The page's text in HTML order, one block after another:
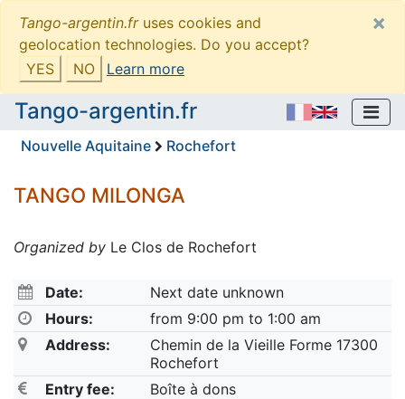
Tango-argentin.fruses cookies and
geolocation technologies. Do you accept?
YES
NO Learn more
×
Tango-argentin.fr
Nouvelle Aquitaine Rochefort
TANGO MILONGA
Organized by Le Clos de Rochefort
Date:
Next date unknown
Hours:
from 9:00 pm to 1:00 am
Address:
Chemin de la Vieille Forme 17300
Rochefort
Entry fee:
Boîte à dons